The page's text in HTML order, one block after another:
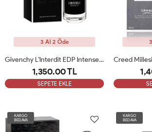
3 Al 2 Öde
Givenchy L'Interdit EDP Intense 80ML Kadın Parfümü ARC
1,350.00 TL
SEPETE EKLE
KARGO
BEDAVA
KARGO
BEDAVA